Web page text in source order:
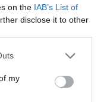
on the IAB’s List of
disclose it to other
my